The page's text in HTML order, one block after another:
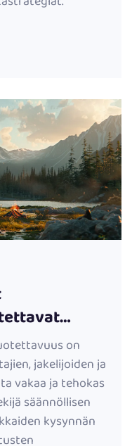
ostaville
on
jakelijoiden ja
vakaa ja tehokas
säännöllisen
kysynnän